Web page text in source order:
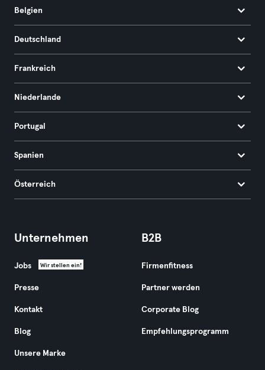
Belgien
Deutschland
Frankreich
Niederlande
Portugal
Spanien
Österreich
Unternehmen
Jobs Wir stellen ein!
Presse
Kontakt
Blog
Unsere Marke
B2B
Firmenfitness
Partner werden
Corporate Blog
Empfehlungsprogramm